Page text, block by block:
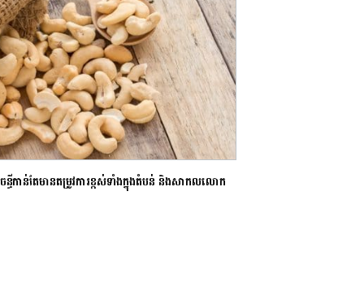
ន្ធីកាន់តែមានតម្រូវការខ្ពស់ទាំងក្នុងតំបន់ និងសាកលលោក